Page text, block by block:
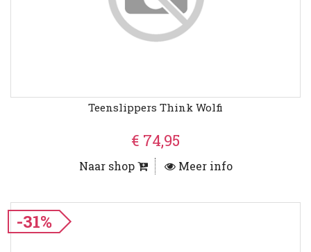
Teenslippers Think Wolfi
€ 74,95
Naar shop Meer info
-31%